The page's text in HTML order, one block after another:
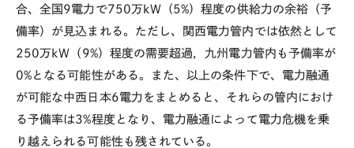
合、全国9電力で750万kW（5%）程度の供給力の余裕（予
備率）が見込まれる。ただし、関西電力管内では依然として
250万kW（9%）程度の需要超過，九州電力管内も予備率が
0%となる可能性がある。また、以上の条件下で、電力融通
が可能な中西日本6電力をまとめると、それらの管内におけ
る予備率は3%程度となり、電力融通によって電力危機を乗
り越えられる可能性も残されている。